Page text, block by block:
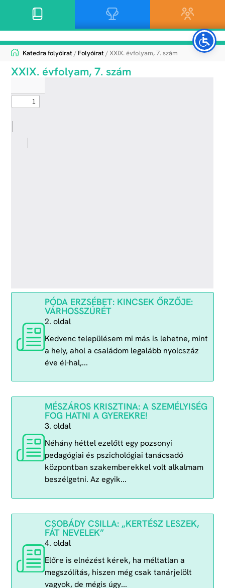
Katedra folyóirat/ Folyóirat/ XXIX. évfolyam, 7. szám
XXIX. évfolyam, 7. szám
PÓDA ERZSÉBET: KINCSEK ŐRZŐJE:
VÁRHOSSZÚRÉT
2. oldal
Kedvenc településem mi más is lehetne, mint
a hely, ahol a családom legalább nyolcszáz
éve él-hal,...
MÉSZÁROS KRISZTINA: A SZEMÉLYISÉG
FOG HATNI A GYEREKRE!
3. oldal
Néhány héttel ezelőtt egy pozsonyi
pedagógiai és pszichológiai tanácsadó
központban szakemberekkel volt alkalmam
beszélgetni. Az egyik...
CSOBÁDY CSILLA: „KERTÉSZ LESZEK,
FÁT NEVELEK”
4. oldal
Előre is elnézést kérek, ha méltatlan a
megszólítás, hiszen még csak tanárjelölt
vagyok, de mégis úgy...